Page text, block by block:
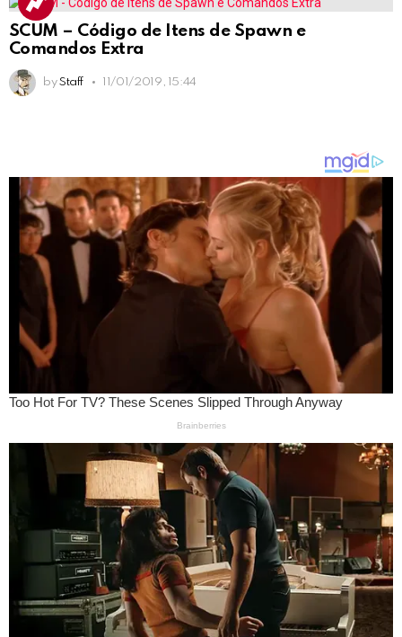
SCUM – Código de Itens de Spawn e
Comandos Extra
by Staff 11/01/2019, 15:44